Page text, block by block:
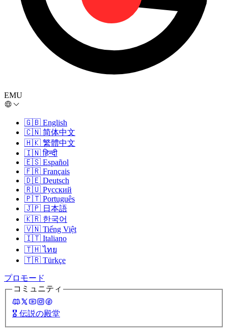
EMU
🇬🇧 English
🇨🇳 简体中文
🇭🇰 繁體中文
🇮🇳 हिन्दी
🇪🇸 Español
🇫🇷 Français
🇩🇪 Deutsch
🇷🇺 Русский
🇵🇹 Português
🇯🇵 日本語
🇰🇷 한국어
🇻🇳 Tiếng Việt
🇮🇹 Italiano
🇹🇭 ไทย
🇹🇷 Türkçe
プロモード
コミュニティ
🎖️ 伝説の殿堂